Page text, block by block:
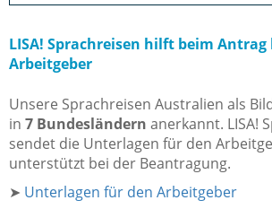
LISA! Sprachreisen hilft beim Antrag
Arbeitgeber
Unsere Sprachreisen Australien als
in 7 Bundesländern anerkannt. LISA!
sendet die Unterlagen für den
unterstützt bei der Beantragung.
➤ Unterlagen für den Arbeitgeber